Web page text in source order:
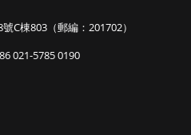
C棟803（郵編：201702）
021-5785 0190